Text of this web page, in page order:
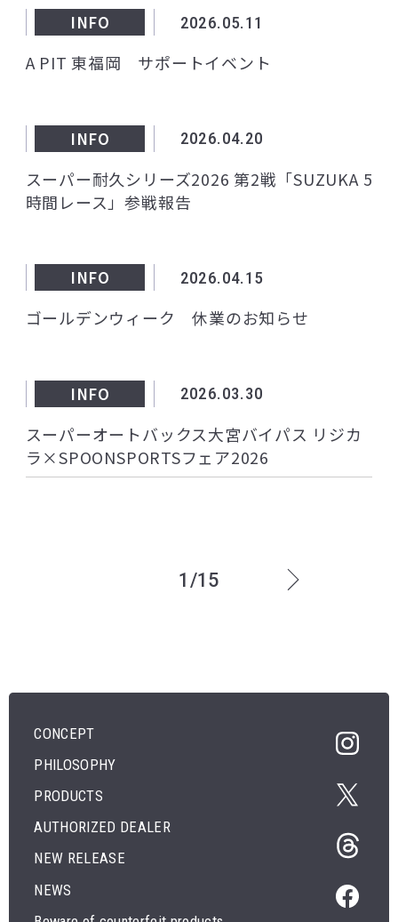
INFO 2026.05.11
A PIT 東福岡 サポートイベント
INFO 2026.04.20
スーパー耐久シリーズ2026 第2戦「SUZUKA 5
時間レース」参戦報告
INFO 2026.04.15
ゴールデンウィーク 休業のお知らせ
INFO 2026.03.30
スーパーオートバックス大宮バイパス リジカ
ラ×SPOONSPORTSフェア2026
1/15
CONCEPT
PHILOSOPHY
PRODUCTS
AUTHORIZED DEALER
NEW RELEASE
NEWS